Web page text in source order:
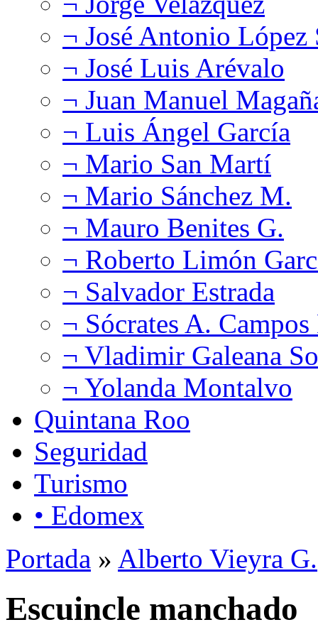
¬ José Antonio López
¬ José Luis Arévalo
¬ Juan Manuel
¬ Luis Ángel García
¬ Mario San Martí
¬ Mario Sánchez M.
¬ Mauro Benites G.
¬ Roberto Limón
¬ Salvador Estrada
¬ Sócrates A.
¬ Vladimir Galeana
¬ Yolanda Montalvo
Quintana Roo
Seguridad
Turismo
• Edomex
Portada » Alberto Vieyra G.
Escuincle manchado